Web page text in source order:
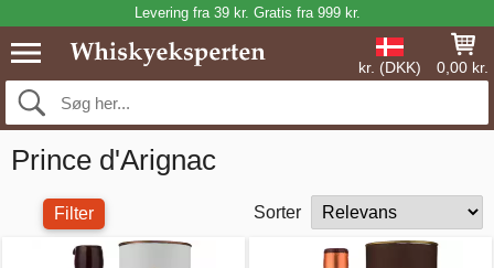
Levering fra 39 kr. Gratis fra 999 kr.
kr. (DKK) 0,00 kr.
Prince d'Arignac
Filter Sorter